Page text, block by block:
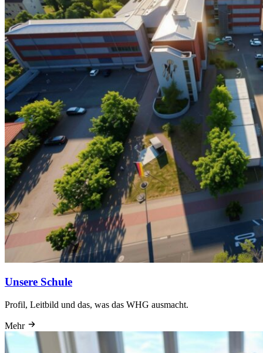
Unsere Schule
Profil, Leitbild und das, was das WHG ausmacht.
Mehr